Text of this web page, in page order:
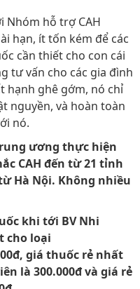
Nhóm hỗ trợ CAH
hạn, ít tốn kém để các
cần thiết cho con cái
tư vấn cho các gia đình
hạnh ghê gớm, nó chỉ
nguyền, và hoàn toàn
nó.
ương thực hiện
CAH đến từ 21 tỉnh
Hà Nội. Không nhiều
khi tới BV Nhi
cho loại
giá thuốc rẻ nhất
là 300.000đ và giá rẻ